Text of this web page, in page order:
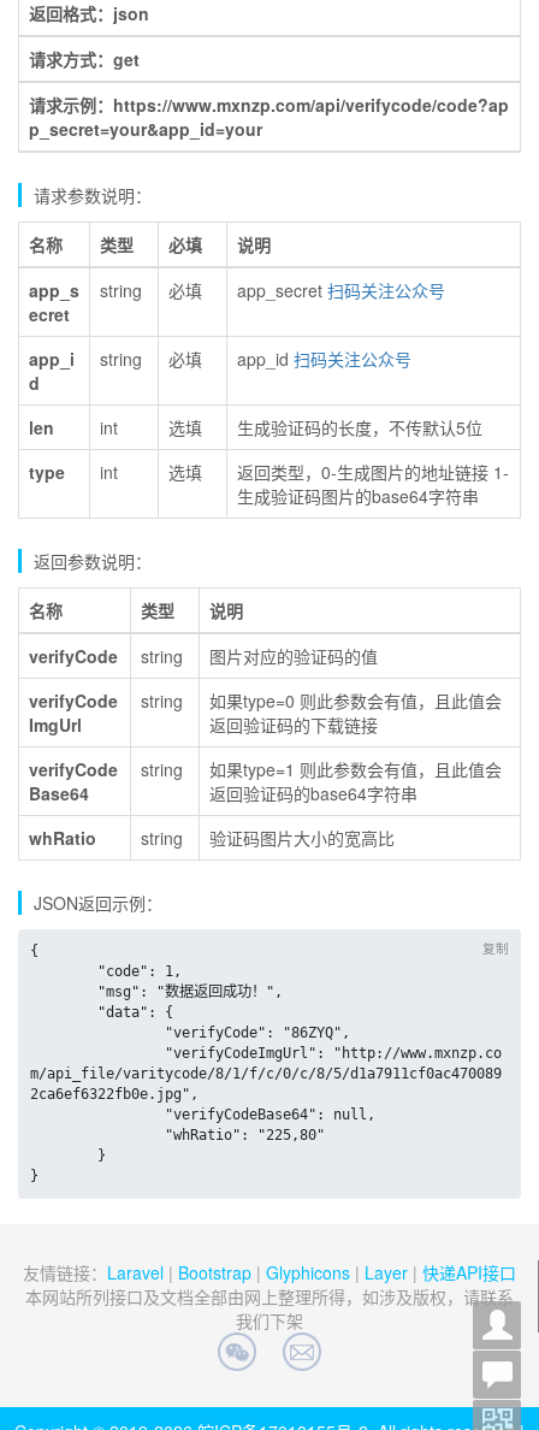
返回格式：json
请求方式：get
请求示例：https://www.mxnzp.com/api/verifycode/code?ap
p_secret=your&app_id=your
请求参数说明：
名称 类型 必填
说明
app_s
ecret
string 必填 app_secret 扫码关注公众号
app_i
d
string 必填 app_id 扫码关注公众号
len int 选填
生成验证码的长度，不传默认5位
type
int 选填
返回类型，0-生成图片的地址链接 1-
生成验证码图片的base64字符串
返回参数说明：
名称 类型
说明
verifyCode
string
图片对应的验证码的值
verifyCode
ImgUrl
string
如果type=0 则此参数会有值，且此值会
返回验证码的下载链接
verifyCode
Base64
string
如果type=1 则此参数会有值，且此值会
返回验证码的base64字符串
whRatio
string 验证码图片大小的宽高比
JSON返回示例：
复制
{
m/api_file/varitycode/8/1/f/c/0/c/8/5/d1a7911cf0ac470089
2ca6ef6322fb0e.jpg",
}
友情链接： Laravel| Bootstrap| Glyphicons| Layer| 快递API接口
本网站所列接口及文档全部由网上整理所得，如涉及版权，请联系
我们下架